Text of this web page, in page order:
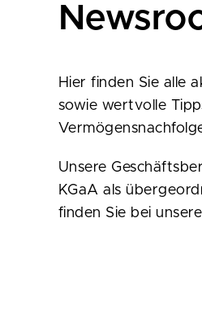
Hier finden Sie alle
sowie wertvolle
Unsere
KGaA als
finden Sie bei